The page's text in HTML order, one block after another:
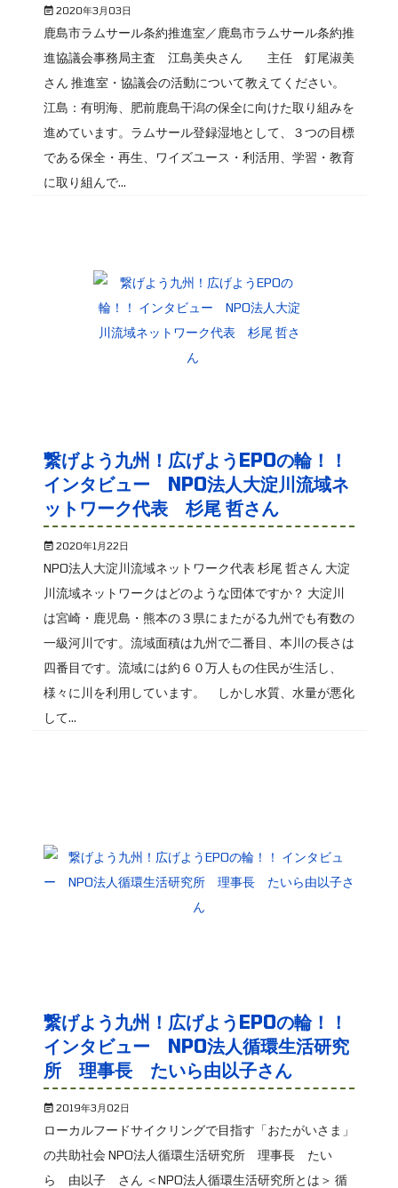
2020年3月03日
鹿島市ラムサール条約推進室／鹿島市ラムサール条約推
進協議会事務局主査 江島美央さん 主任 釘尾淑美
さん 推進室・協議会の活動について教えてください。
江島：有明海、肥前鹿島干潟の保全に向けた取り組みを
進めています。ラムサール登録湿地として、３つの目標
である保全・再生、ワイズユース・利活用、学習・教育
に取り組んで...
繋げよう九州！広げようEPOの輪！！
インタビュー NPO法人大淀川流域ネ
ットワーク代表 杉尾 哲さん
2020年1月22日
NPO法人大淀川流域ネットワーク代表 杉尾 哲さん 大淀
川流域ネットワークはどのような団体ですか？ 大淀川
は宮崎・鹿児島・熊本の３県にまたがる九州でも有数の
一級河川です。流域面積は九州で二番目、本川の長さは
四番目です。流域には約６０万人もの住民が生活し、
様々に川を利用しています。 しかし水質、水量が悪化
して...
繋げよう九州！広げようEPOの輪！！
インタビュー NPO法人循環生活研究
所 理事長 たいら由以子さん
2019年3月02日
ローカルフードサイクリングで目指す「おたがいさま」
の共助社会 NPO法人循環生活研究所 理事長 たい
ら 由以子 さん ＜NPO法人循環生活研究所とは＞ 循